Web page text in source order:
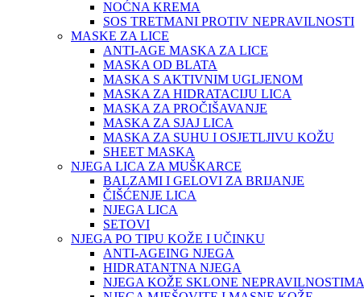
NOĆNA KREMA
SOS TRETMANI PROTIV NEPRAVILNOSTI
MASKE ZA LICE
ANTI-AGE MASKA ZA LICE
MASKA OD BLATA
MASKA S AKTIVNIM UGLJENOM
MASKA ZA HIDRATACIJU LICA
MASKA ZA PROČIŠAVANJE
MASKA ZA SJAJ LICA
MASKA ZA SUHU I OSJETLJIVU KOŽU
SHEET MASKA
NJEGA LICA ZA MUŠKARCE
BALZAMI I GELOVI ZA BRIJANJE
ČIŠĆENJE LICA
NJEGA LICA
SETOVI
NJEGA PO TIPU KOŽE I UČINKU
ANTI-AGEING NJEGA
HIDRATANTNA NJEGA
NJEGA KOŽE SKLONE NEPRAVILNOSTIMA